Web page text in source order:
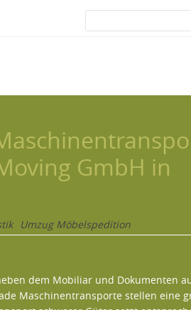
GmbH in
Umzug Möbelspedition
dem Mobiliar und Dokumenten
Maschinentransporte stellen eine